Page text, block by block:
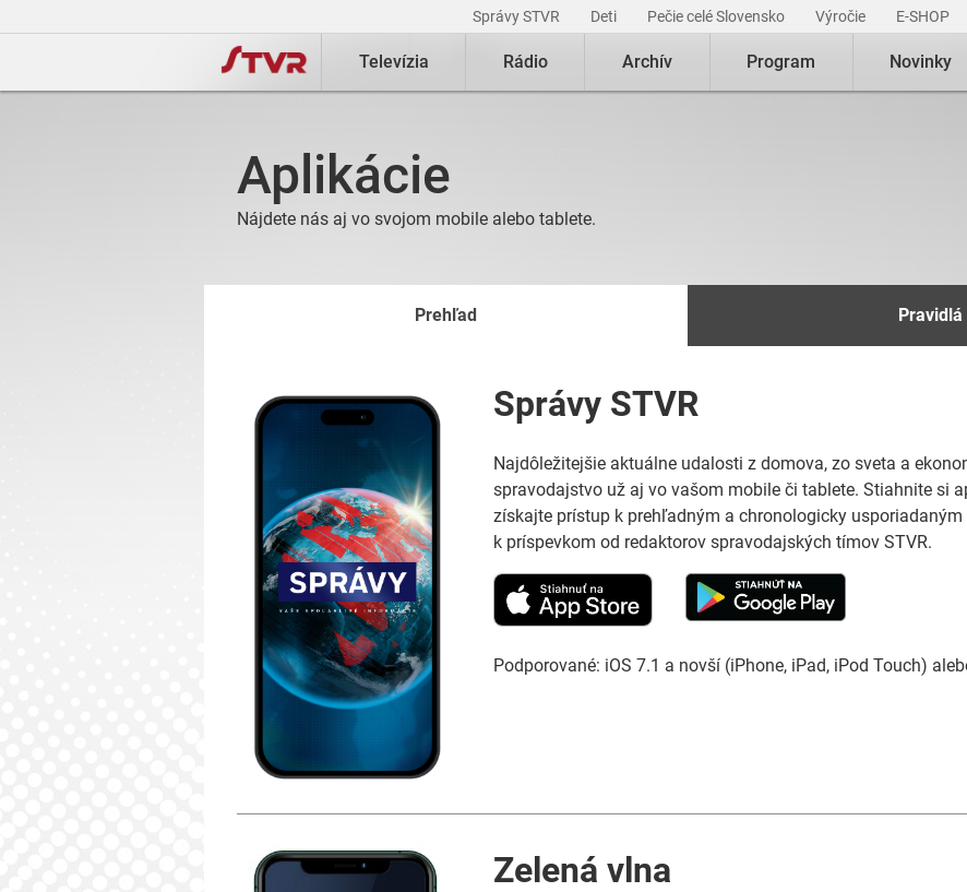
Správy STVR Deti Pečie celé Slovensko Výročie E-SHOP
Televízia Rádio Archív Program Novinky
Aplikácie
Nájdete nás aj vo svojom mobile alebo tablete.
Prehľad
Správy STVR
Najdôležitejšie aktuálne udalosti z domova, zo sveta a
spravodajstvo už aj vo vašom mobile či tablete. Stiahnite si
získajte prístup k prehľadným a chronologicky
k príspevkom od redaktorov spravodajských tímov STVR.
Podporované: iOS 7.1 a novší (iPhone, iPad, iPod Touch)
Zelená vlna